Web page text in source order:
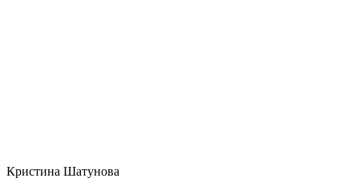
Кристина Шатунова